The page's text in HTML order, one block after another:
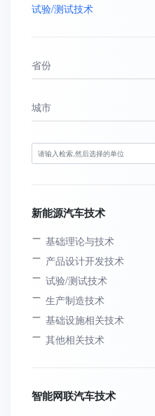
试验/测试技术
省份
城市
新能源汽车技术
基础理论与技术
产品设计开发技术
试验/测试技术
生产制造技术
基础设施相关技术
其他相关技术
智能网联汽车技术